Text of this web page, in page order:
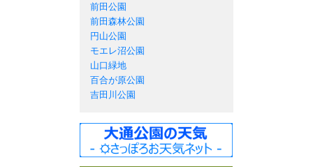
前田公園
前田森林公園
円山公園
モエレ沼公園
山口緑地
百合が原公園
吉田川公園